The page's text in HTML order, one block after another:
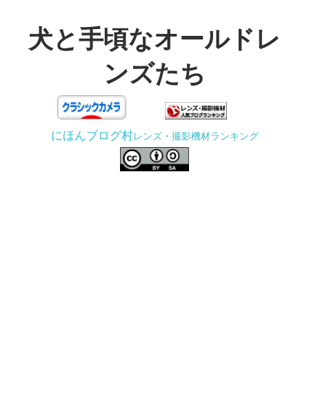
テ犬と手頃なオールドレ
ンズたち
にほんブログ村レンズ・撮影機材ランキング